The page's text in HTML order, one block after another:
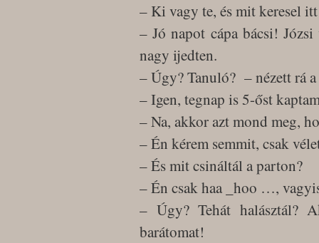
– Ki vagy te, és mit keresel
– Jó napot cápa bácsi!
nagy ijedten.
– Úgy? Tanuló? – nézett rá a
– Igen, tegnap is 5-őst
– Na, akkor azt mond meg,
– Én kérem semmit, csak
– És mit csináltál a parton?
– Én csak haa _hoo …,
– Úgy? Tehát halásztál?
barátomat!